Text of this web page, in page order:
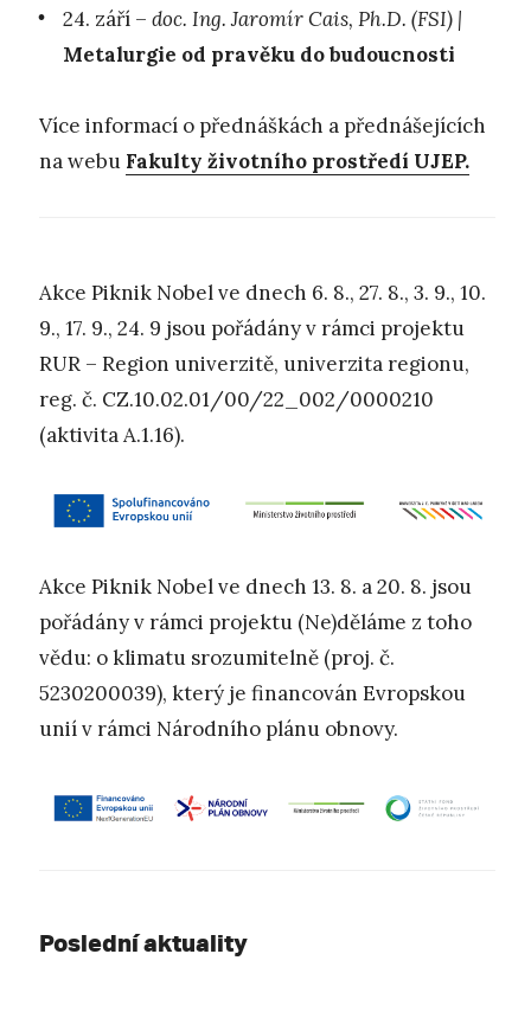
24. září – doc. Ing. Jaromír Cais, Ph.D. (FSI) |
Metalurgie od pravěku do budoucnosti
Více informací o přednáškách a přednášejících
na webu Fakulty životního prostředí UJEP.
Akce Piknik Nobel ve dnech 6. 8., 27. 8., 3. 9., 10.
9., 17. 9., 24. 9 jsou pořádány v rámci projektu
RUR – Region univerzitě, univerzita regionu,
reg. č. CZ.10.02.01/00/22_002/0000210
(aktivita A.1.16).
Akce Piknik Nobel ve dnech 13. 8. a 20. 8. jsou
pořádány v rámci projektu (Ne)děláme z toho
vědu: o klimatu srozumitelně (proj. č.
5230200039), který je financován Evropskou
unií v rámci Národního plánu obnovy.
Poslední aktuality